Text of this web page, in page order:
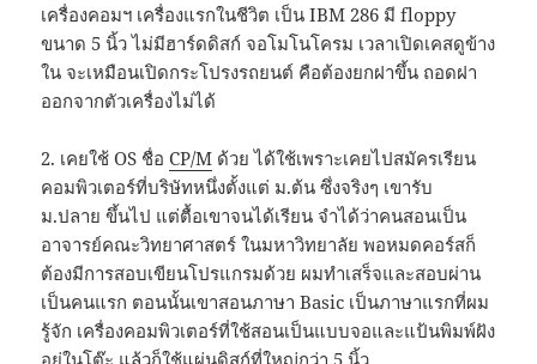
เครื่องคอมฯ เครื่องแรกในชีวิต เป็น IBM 286 มี floppy
ขนาด 5 นิ้ว ไม่มีฮาร์ดดิสก์ จอโมโนโครม เวลาเปิดเคสดูข้าง
ใน จะเหมือนเปิดกระโปรงรถยนต์ คือต้องยกฝาขึ้น ถอดฝา
ออกจากตัวเครื่องไม่ได้
2. เคยใช้ OS ชื่อCP/M ด้วย ได้ใช้เพราะเคยไปสมัครเรียน
คอมพิวเตอร์ที่บริษัทหนึ่งตั้งแต่ ม.ต้น ซึ่งจริงๆ เขารับ
ม.ปลาย ขึ้นไป แต่ตื้อเขาจนได้เรียน จำได้ว่าคนสอนเป็น
อาจารย์คณะวิทยาศาสตร์ ในมหาวิทยาลัย พอหมดคอร์สก็
ต้องมีการสอบเขียนโปรแกรมด้วย ผมทำเสร็จและสอบผ่าน
เป็นคนแรก ตอนนั้นเขาสอนภาษา Basic เป็นภาษาแรกที่ผม
รู้จัก เครื่องคอมพิวเตอร์ที่ใช้สอนเป็นแบบจอและแป้นพิมพ์ฝัง